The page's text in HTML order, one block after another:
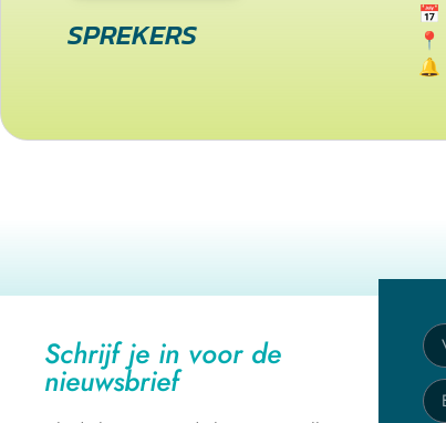
SPREKERS
📅
📍
🔔
Schrijf je in voor de
nieuwsbrief